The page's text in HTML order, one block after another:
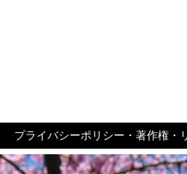
プライバシーポリシー・著作権・